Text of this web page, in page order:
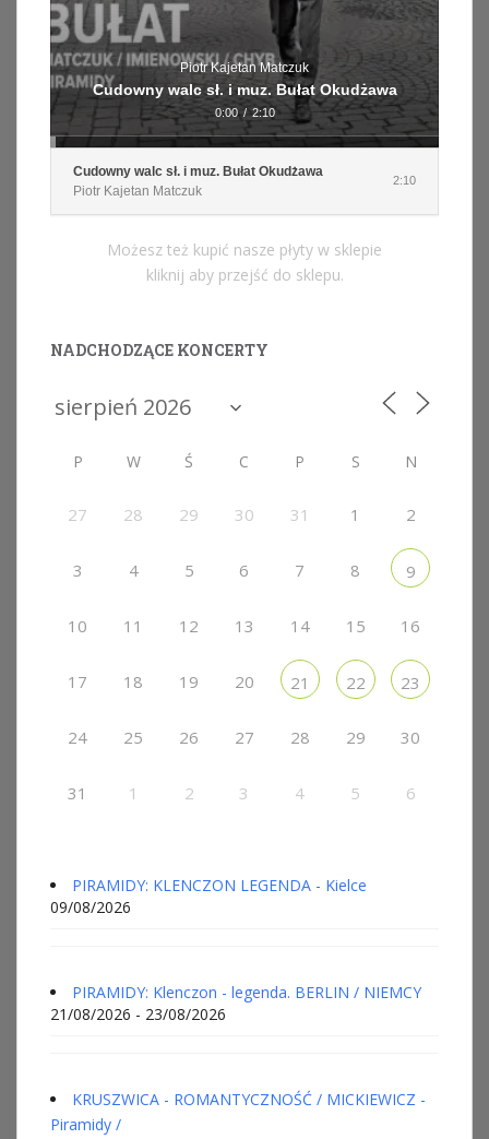
Piotr Kajetan Matczuk
Cudowny walc sł. i muz. Bułat Okudżawa
0:00 / 2:10
Cudowny walc sł. i muz. Bułat Okudżawa
Piotr Kajetan Matczuk
2:10
Możesz też kupić nasze płyty w sklepie
kliknij aby przejść do sklepu.
NADCHODZĄCE KONCERTY
P W Ś C P S N
27 28 29 30 31 1 2
3 4 5 6 7 8 9
10 11 12 13 14 15 16
17 18 19 20 21 22 23
24 25 26 27 28 29 30
31 1 2 3 4 5 6
PIRAMIDY: KLENCZON LEGENDA - Kielce
09/08/2026
PIRAMIDY: Klenczon - legenda. BERLIN / NIEMCY
21/08/2026 - 23/08/2026
KRUSZWICA - ROMANTYCZNOŚĆ / MICKIEWICZ -
Piramidy /